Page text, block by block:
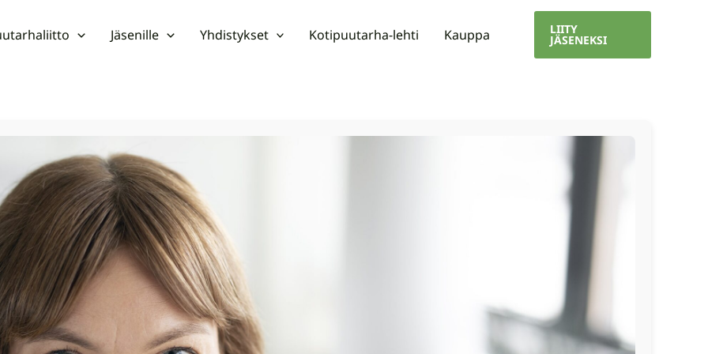
Jäsenille Yhdistykset Kotipuutarha-lehti Kauppa LIITY
JÄSENEKSI